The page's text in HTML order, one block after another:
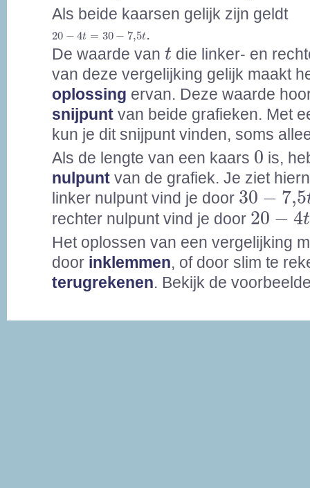
Als beide kaarsen gelijk zijn geldt
20 − 4t = 30 − 7,5t
20 =30 7,5
.
De waarde van t
t die linker- en
van deze vergelijking gelijk maakt
oplossing ervan. Deze waarde
snijpunt van beide grafieken. Met
kun je dit snijpunt vinden, soms
Als de lengte van een kaars 0
0 is,
nulpunt van de grafiek. Je ziet
linker nulpunt vind je door 30 − 7,5
30-7,5t
rechter nulpunt vind je door 20 − 4t
20 4 t=
Het oplossen van een vergelijking
door inklemmen, of door slim te
terugrekenen. Bekijk de